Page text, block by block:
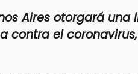
Aires otorgará
contra el